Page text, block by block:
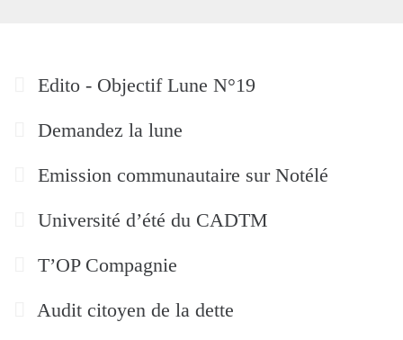
Edito - Objectif Lune N°19
Demandez la lune
Emission communautaire sur Notélé
Université d’été du CADTM
T’OP Compagnie
Audit citoyen de la dette